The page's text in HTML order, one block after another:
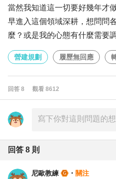
當然我知道這一切要好幾年才
早進入這個領域深耕，想問問
麼？或是我的心態有什麼需要
營建規劃 履歷無回應
回答 8 觀看 8612
回答 8 則
尼歐教練 ・ 關注